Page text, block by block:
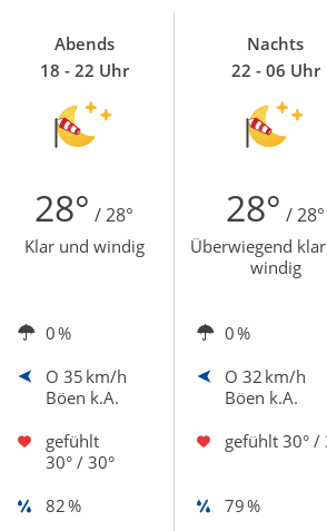
Abends
18 - 22 Uhr
Nachts
22 - 06 Uhr
28° / 28° 28° / 28°
Klar und windig
Überwiegend
windig
0 %
0 %
O 35 km/h
Böen k.A.
O 32 km/h
Böen k.A.
gefühlt
30° / 30°
gefühlt 30° /
82 %
79 %
Sonnenschein heute
Zur Sonnenscheindauerkarte